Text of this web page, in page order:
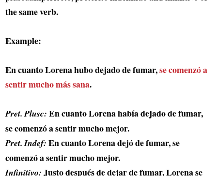
the same verb.
Example:
En cuanto Lorenahubo dejadode fumar,se comenzó a
sentirmucho más sana.
Pret. Plusc: En cuanto Lorenahabía dejadode fumar,
se comenzó a sentir mucho mejor.
Pret. Indef: En cuanto Lorenadejóde fumar, se
comenzó a sentir mucho mejor.
Infinitivo: Justo después dedejarde fumar, Lorena se